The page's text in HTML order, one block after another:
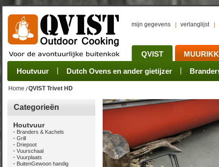
mijn gegevens verlanglijst
QVIST
Houtvuur Dutch Ovens en ander gietijzer
Grillplaat & ijzers Pannen Rookovens
Oogsten Verwerken Bewaren Onderhoud
Sets Stoves Camping sets Pots, Pans, Kettles
Home QVIST Trivet HD
Categorieën
Houtvuur
Branders & Kachels
Grill
Driepoot
Vuurschaal
Vuurplaats
BuitenGewoon handig